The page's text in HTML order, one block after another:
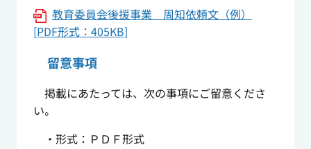
教育委員会後援事業 周知依頼文（例）
[PDF形式：405KB]
留意事項
掲載にあたっては、次の事項にご留意くださ
い。
・形式：ＰＤＦ形式